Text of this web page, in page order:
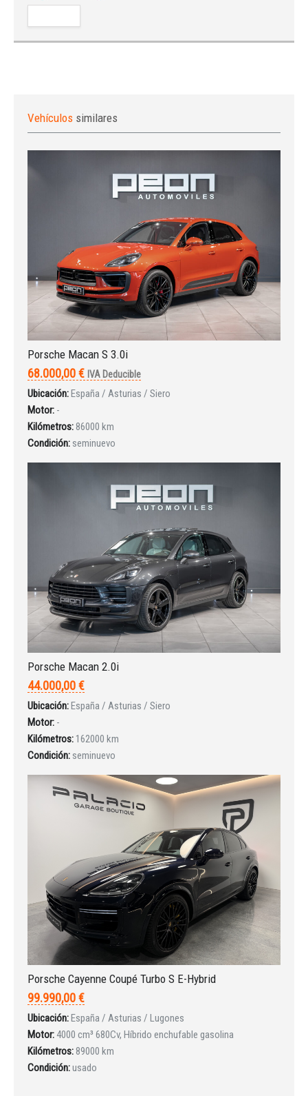
Iniciar sesión
¿Ha olvidado la contraseña?
Vehículos similares
Porsche Macan S 3.0i
68.000,00 € IVA Deducible
Ubicación:España / Asturias / Siero
Motor: -
Kilómetros: 86000 km
Condición: seminuevo
Porsche Macan 2.0i
44.000,00 €
Ubicación:España / Asturias / Siero
Motor: -
Kilómetros: 162000 km
Condición: seminuevo
Porsche Cayenne Coupé Turbo S E-Hybrid
99.990,00 €
Ubicación:España / Asturias / Lugones
Motor:4000 cm³ 680Cv, Híbrido enchufable gasolina
Kilómetros: 89000 km
Condición:usado